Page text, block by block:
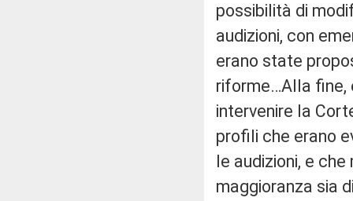
possibilità di
audizioni, con
erano state
riforme…Alla fine,
intervenire la
profili che erano
le audizioni, e
maggioranza sia